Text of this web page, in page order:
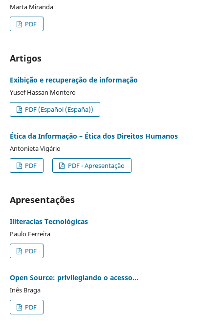
Marta Miranda
PDF
Artigos
Exibição e recuperação de informação
Yusef Hassan Montero
PDF (Español (España))
Ética da Informação – Ética dos Direitos Humanos
Antonieta Vigário
PDF
PDF - Apresentação
Apresentações
Iliteracias Tecnológicas
Paulo Ferreira
PDF
Open Source: privilegiando o acesso…
Inês Braga
PDF